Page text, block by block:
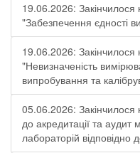
19.06.2026: Закінчилося
"Забезпечення єдності
19.06.2026: Закінчилося
"Невизначеність
випробування та
05.06.2026: Закінчилося
до акредитації та аудит
лабораторій